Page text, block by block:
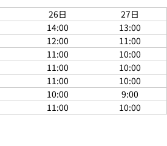
26日
27日
14:00
13:00
12:00
11:00
11:00
10:00
11:00
10:00
11:00
10:00
10:00
9:00
11:00
10:00